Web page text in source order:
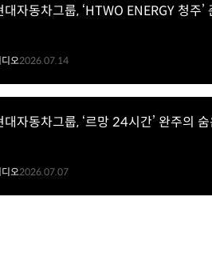
대자동차그룹, ‘HTWO ENERGY 청주’
디오2026.07.14
대자동차그룹, ‘르망 24시간’ 완주의
디오2026.07.07